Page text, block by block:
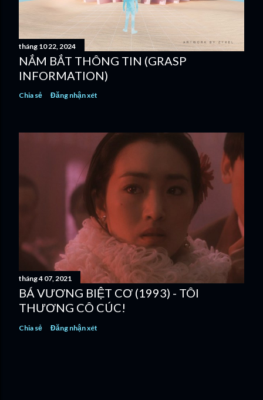
tháng 10 22, 2024
NẮM BẮT THÔNG TIN (GRASP
INFORMATION)
Chia sẻ Đăng nhận xét
tháng 4 07, 2021
BÁ VƯƠNG BIỆT CƠ (1993) - TÔI
THƯƠNG CÔ CÚC!
Chia sẻ Đăng nhận xét